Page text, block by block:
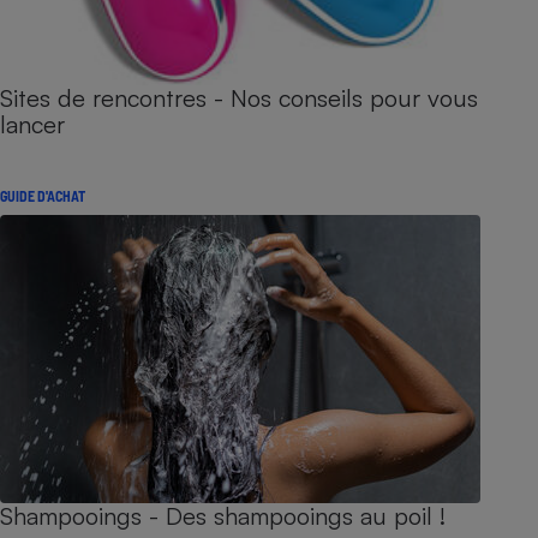
Sites de rencontres - Nos conseils pour vous
lancer
GUIDE D'ACHAT
Shampooings - Des shampooings au poil !